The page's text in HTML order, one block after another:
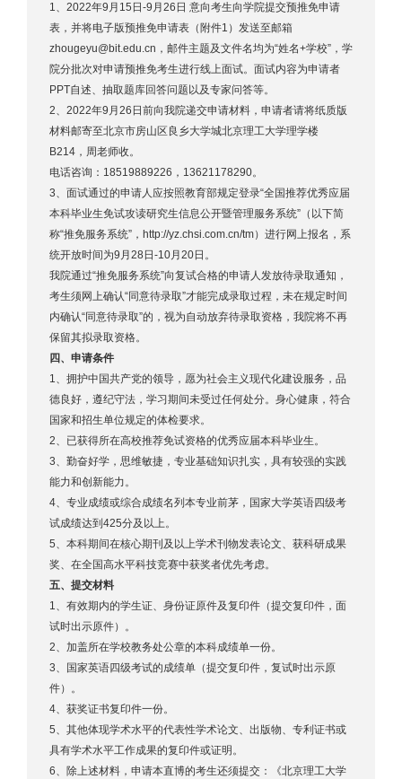
1、2022年9月15日-9月26日 意向考生向学院提交预推免申请
表，并将电子版预推免申请表（附件1）发送至邮箱
zhougeyu@bit.edu.cn，邮件主题及文件名均为“姓名+学校”，学
院分批次对申请预推免考生进行线上面试。面试内容为申请者
PPT自述、抽取题库回答问题以及专家问答等。
2、2022年9月26日前向我院递交申请材料，申请者请将纸质版
材料邮寄至北京市房山区良乡大学城北京理工大学理学楼
B214，周老师收。
电话咨询：18519889226，13621178290。
3、面试通过的申请人应按照教育部规定登录“全国推荐优秀应届
本科毕业生免试攻读研究生信息公开暨管理服务系统”（以下简
称“推免服务系统”，http://yz.chsi.com.cn/tm）进行网上报名，系
统开放时间为9月28日-10月20日。
我院通过“推免服务系统”向复试合格的申请人发放待录取通知，
考生须网上确认“同意待录取”才能完成录取过程，未在规定时间
内确认“同意待录取”的，视为自动放弃待录取资格，我院将不再
保留其拟录取资格。
四、申请条件
1、拥护中国共产党的领导，愿为社会主义现代化建设服务，品
德良好，遵纪守法，学习期间未受过任何处分。身心健康，符合
国家和招生单位规定的体检要求。
2、已获得所在高校推荐免试资格的优秀应届本科毕业生。
3、勤奋好学，思维敏捷，专业基础知识扎实，具有较强的实践
能力和创新能力。
4、专业成绩或综合成绩名列本专业前茅，国家大学英语四级考
试成绩达到425分及以上。
5、本科期间在核心期刊及以上学术刊物发表论文、获科研成果
奖、在全国高水平科技竞赛中获奖者优先考虑。
五、提交材料
1、有效期内的学生证、身份证原件及复印件（提交复印件，面
试时出示原件）。
2、加盖所在学校教务处公章的本科成绩单一份。
3、国家英语四级考试的成绩单（提交复印件，复试时出示原
件）。
4、获奖证书复印件一份。
5、其他体现学术水平的代表性学术论文、出版物、专利证书或
具有学术水平工作成果的复印件或证明。
6、除上述材料，申请本直博的考生还须提交：《北京理工大学